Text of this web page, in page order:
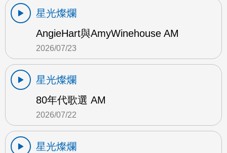
星光燦爛
AngieHart與AmyWinehouse AM
2026/07/23
星光燦爛
80年代歌選 AM
2026/07/22
星光燦爛